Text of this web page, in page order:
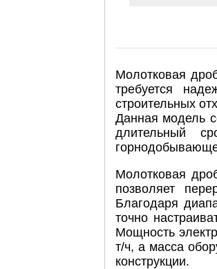
Молотковая
требуется
строительных
Данная модель
длительный
Молотковая
позволяет
Благодаря
точно
Мощность
т/ч, а масса
конструкции.